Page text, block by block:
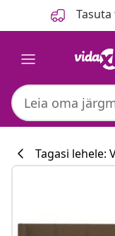
Tagasi lehele: